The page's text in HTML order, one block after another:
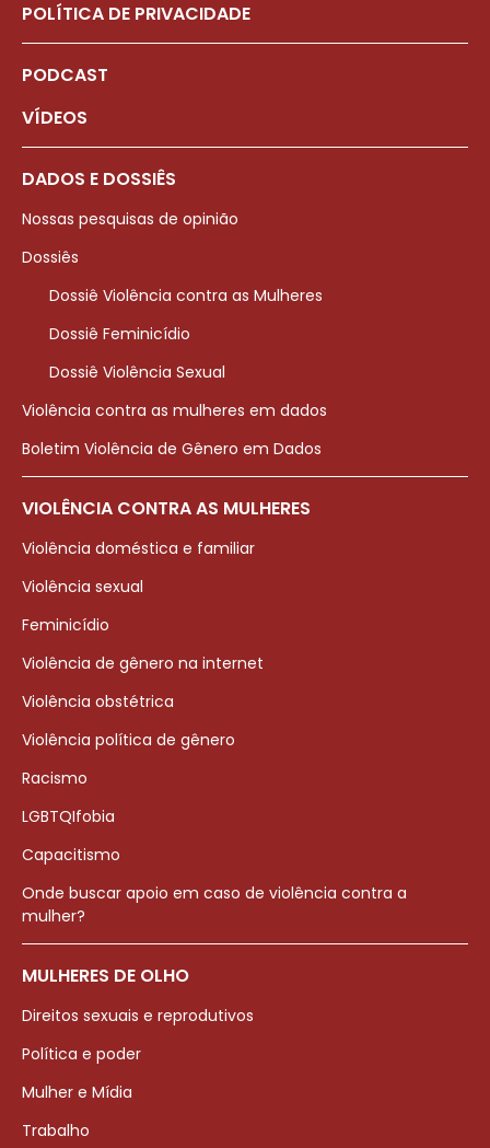
POLÍTICA DE PRIVACIDADE
PODCAST
VÍDEOS
DADOS E DOSSIÊS
Nossas pesquisas de opinião
Dossiês
Dossiê Violência contra as Mulheres
Dossiê Feminicídio
Dossiê Violência Sexual
Violência contra as mulheres em dados
Boletim Violência de Gênero em Dados
VIOLÊNCIA CONTRA AS MULHERES
Violência doméstica e familiar
Violência sexual
Feminicídio
Violência de gênero na internet
Violência obstétrica
Violência política de gênero
Racismo
LGBTQIfobia
Capacitismo
Onde buscar apoio em caso de violência contra a
mulher?
MULHERES DE OLHO
Direitos sexuais e reprodutivos
Política e poder
Mulher e Mídia
Trabalho